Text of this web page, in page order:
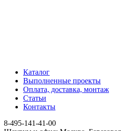
Каталог
Выполненные проекты
Оплата, доставка, монтаж
Статьи
Контакты
8-495-141-41-00